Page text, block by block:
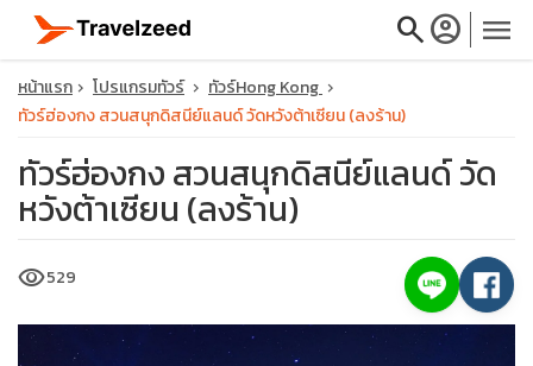
searchaccount_circle menu
travel_explore
calendar_month
หน้าแรก โปรแกรมทัวร์
ทัวร์Hong Kong
ทัวร์ฮ่องกง สวนสนุกดิสนีย์แลนด์ วัดหวังต้าเซียน (ลงร้าน)
ทัวร์ฮ่องกง สวนสนุกดิสนีย์แลนด์ วัด
หวังต้าเซียน (ลงร้าน)
visibility529